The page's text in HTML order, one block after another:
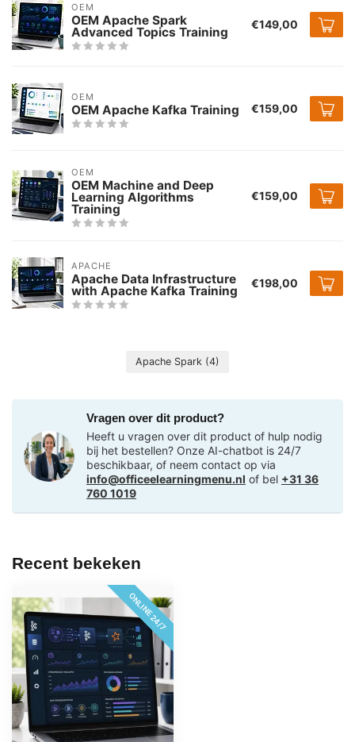
OEM
OEM Apache Spark
Advanced Topics Training €149,00
OEM
OEM Apache Kafka Training €159,00
OEM
OEM Machine and Deep
Learning Algorithms
Training
€159,00
APACHE
Apache Data Infrastructure
with Apache Kafka Training €198,00
Apache Spark (4)
Vragen over dit product?
Heeft u vragen over dit product of hulp nodig
bij het bestellen? Onze AI-chatbot is 24/7
beschikbaar, of neem contact op via
info@officeelearningmenu.nl of bel +31 36
760 1019
Recent bekeken
ONLINE 24/7